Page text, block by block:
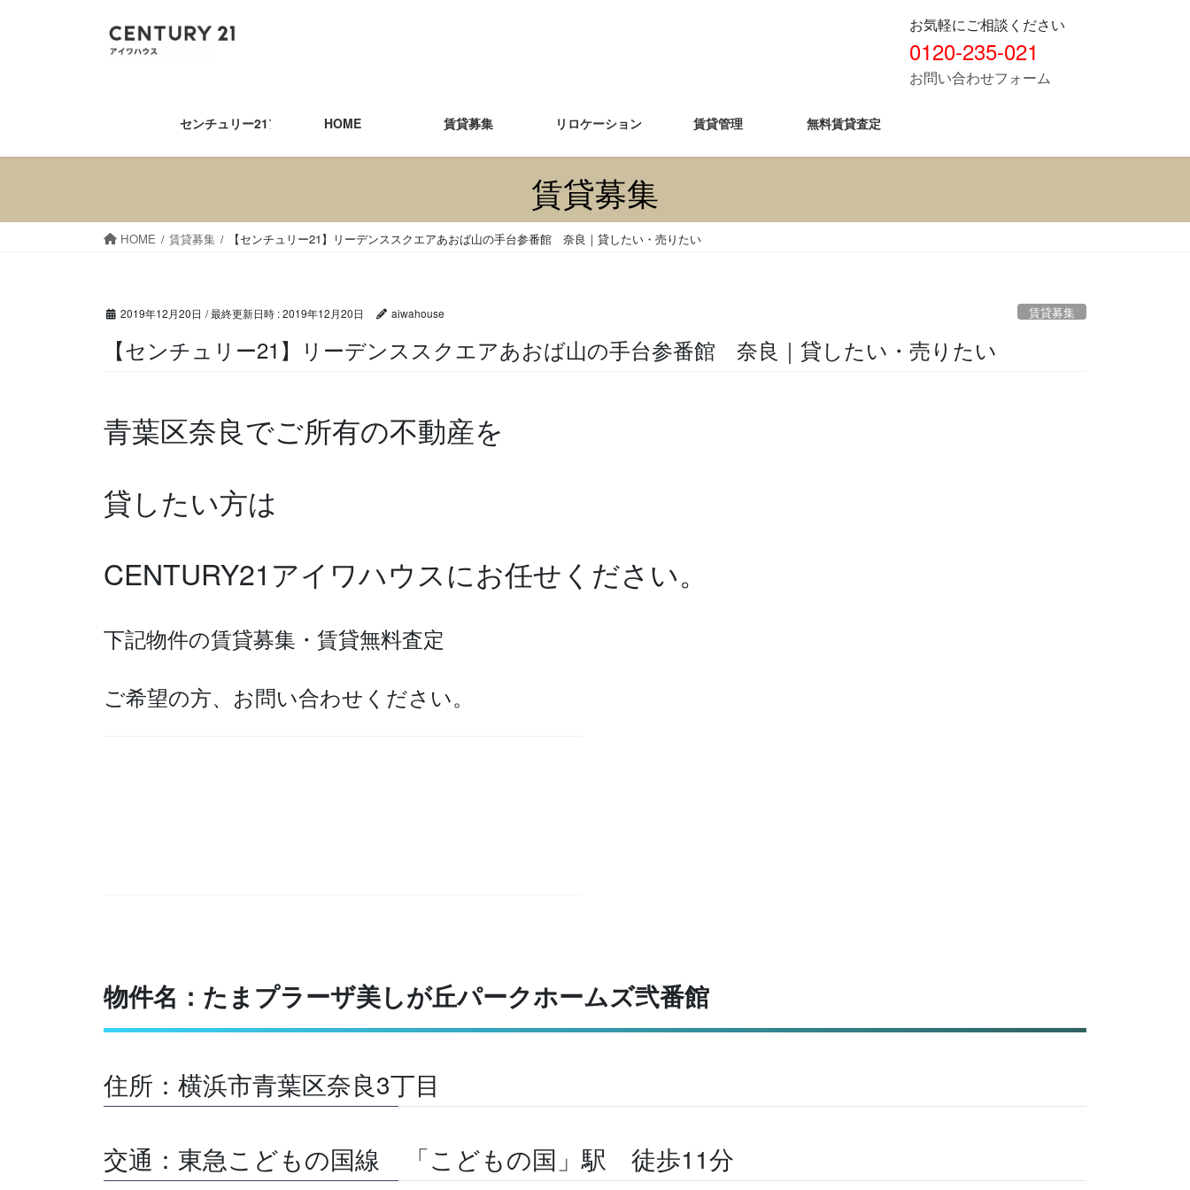
キ
に
お気軽にご相談ください
0120-235-021
お問い合わせフォーム
センチュリー21アイワハウスHOME 賃貸募集 リロケーション 賃貸管理 無料賃貸査定
賃貸募集
HOME 賃貸募集 【センチュリー21】リーデンススクエアあおば山の手台参番館 奈良｜貸したい・売りたい
2019年12月20日 / 最終更新日時 :2019年12月20日 aiwahouse 賃貸募集
【センチュリー21】リーデンススクエアあおば山の手台参番館 奈良｜貸したい・売りたい
青葉区奈良でご所有の不動産を
貸したい方は
CENTURY21アイワハウスにお任せください。
下記物件の賃貸募集・賃貸無料査定
ご希望の方、お問い合わせください。
物件名：たまプラーザ美しが丘パークホームズ弐番館
住所：横浜市青葉区奈良3丁目
交通：東急こどもの国線 「こどもの国」駅 徒歩11分